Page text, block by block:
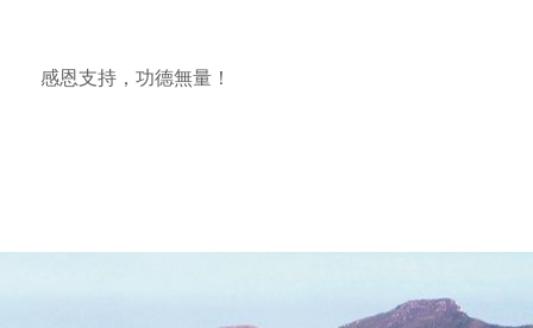
感恩支持，功德無量！